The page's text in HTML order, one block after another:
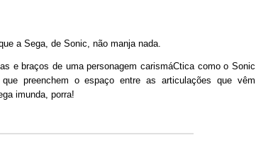
a Sega, de Sonic, não manja nada.
e braços de uma personagem carismáCtica como o Sonic
preenchem o espaço entre as articulações que vêm
imunda, porra!